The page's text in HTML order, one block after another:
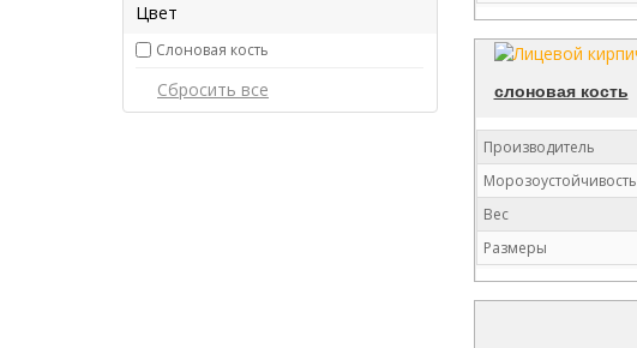
Цвет
Слоновая кость
слоновая кость
Производитель
Морозоустойчивость
Вес
Размеры